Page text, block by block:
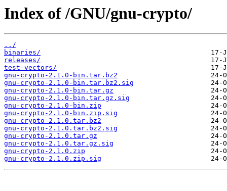
Index of /GNU/gnu-crypto/
../
binaries/
releases/
test-vectors/
gnu-crypto-2.1.0-bin.tar.bz2
gnu-crypto-2.1.0-bin.tar.bz2.sig
gnu-crypto-2.1.0-bin.tar.gz
gnu-crypto-2.1.0-bin.tar.gz.sig
gnu-crypto-2.1.0-bin.zip
gnu-crypto-2.1.0-bin.zip.sig
gnu-crypto-2.1.0.tar.bz2
gnu-crypto-2.1.0.tar.bz2.sig
gnu-crypto-2.1.0.tar.gz
gnu-crypto-2.1.0.tar.gz.sig
gnu-crypto-2.1.0.zip
gnu-crypto-2.1.0.zip.sig